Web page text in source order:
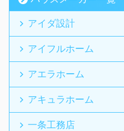
アイダ設計
アイフルホーム
アエラホーム
アキュラホーム
一条工務店